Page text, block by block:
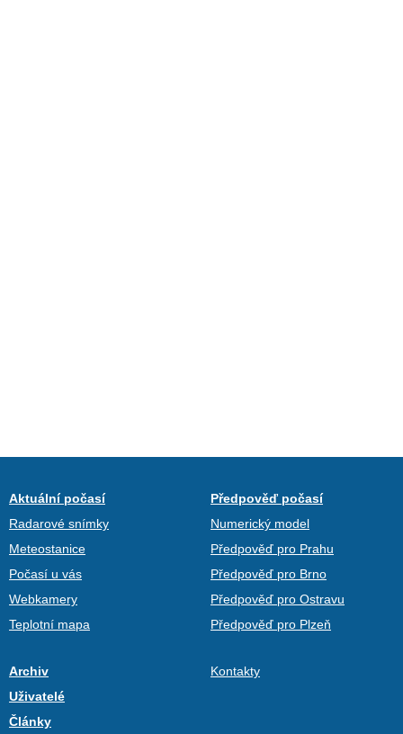
Aktuální počasí
Radarové snímky
Meteostanice
Počasí u vás
Webkamery
Teplotní mapa
Předpověď počasí
Numerický model
Předpověď pro Prahu
Předpověď pro Brno
Předpověď pro Ostravu
Předpověď pro Plzeň
Archiv
Uživatelé
Články
Kontakty